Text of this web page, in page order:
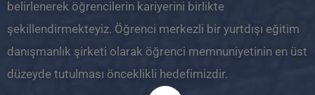
belirlenerek öğrencilerin kariyerini birlikte
şekillendirmekteyiz. Öğrenci merkezli bir yurtdışı eğitim
danışmanlık şirketi olarak öğrenci memnuniyetinin en üst
düzeyde tutulması önceklikli hedefimizdir.